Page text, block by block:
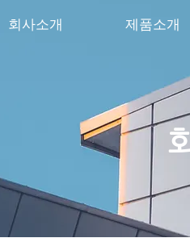
회사소개 제품소개